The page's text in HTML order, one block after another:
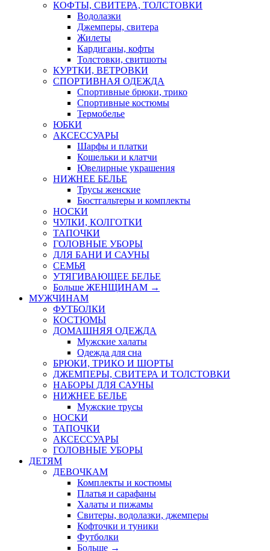
КОФТЫ, СВИТЕРА, ТОЛСТОВКИ
Водолазки
Джемперы, свитера
Жилеты
Кардиганы, кофты
Толстовки, свитшоты
КУРТКИ, ВЕТРОВКИ
СПОРТИВНАЯ ОДЕЖДА
Спортивные брюки, трико
Спортивные костюмы
Термобелье
ЮБКИ
AКСЕССУАРЫ
Шарфы и платки
Кошельки и клатчи
Ювелирные украшения
НИЖНЕЕ БЕЛЬЕ
Трусы женские
Бюстгальтеры и комплекты
НОСКИ
ЧУЛКИ, КОЛГОТКИ
ТАПОЧКИ
ГОЛОВНЫЕ УБОРЫ
ДЛЯ БАНИ И САУНЫ
СЕМЬЯ
УТЯГИВАЮЩЕЕ БЕЛЬЕ
Больше ЖЕНЩИНАМ →
МУЖЧИНАМ
ФУТБОЛКИ
КОСТЮМЫ
ДОМАШНЯЯ ОДЕЖДА
Мужские халаты
Одежда для сна
БРЮКИ, ТРИКО И ШОРТЫ
ДЖЕМПЕРЫ, СВИТЕРА И ТОЛСТОВКИ
НАБОРЫ ДЛЯ САУНЫ
НИЖНЕЕ БЕЛЬЕ
Мужские трусы
НОСКИ
ТАПОЧКИ
АКСЕССУАРЫ
ГОЛОВНЫЕ УБОРЫ
ДЕТЯМ
ДЕВОЧКАМ
Комплекты и костюмы
Платья и сарафаны
Халаты и пижамы
Свитеры, водолазки, джемперы
Кофточки и туники
Футболки
Больше →